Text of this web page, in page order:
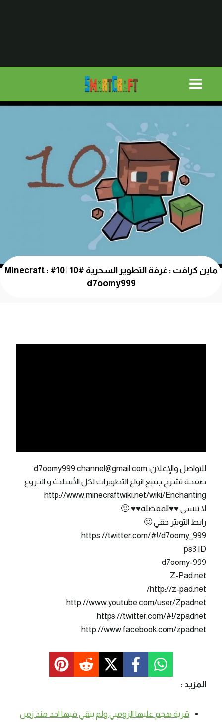
ماين كرافت : غرفة التطوير السحرية #10 | 10# Minecraft :
d7oomy999
للتواصل والإعلان: d7oomy999.channel@gmail.com
صفحة تشرح جميع انواع التطويرات لكل الأسلحة و الدروع
http://www.minecraftwiki.net/wiki/Enchanting
لا تنسى ♥♥المفضلة♥♥ 🙂
رابط التويتر حقي 🙂
https://twitter.com/#!/d7oomy_999
ps3 ID
d7oomy-999
Z-Pad.net
http://z-pad.net/
http://www.youtube.com/user/Zpadnet
https://twitter.com/#!/zpadnet
http://www.facebook.com/zpadnet
المزيد :
قرية هجم عليها الزومبي ولم يبقي فيها احد منذ زمن